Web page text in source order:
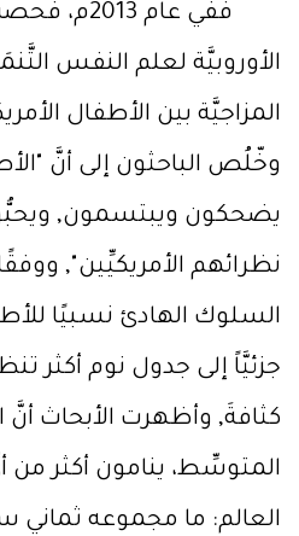
ففي عام
الأوروبيَّة لعلم النفس
المزاجيَّة بين الأطفال
وخّلُص الباحثون إلى أنَّ
يضحكون ويبتسمون,
نظرائهم الأمريكيِّين",
السلوك الهادئ نسبيًا
جزئيَّاً إلى جدول نوم أكثر
كثافةَ, وأظهرت الأبحاث أنَّ
المتوسِّط، ينامون أكثر